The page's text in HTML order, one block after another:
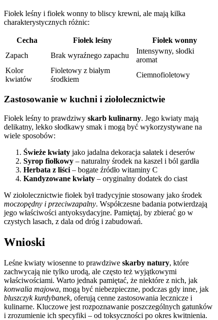
Fiołek leśny i fiołek wonny to bliscy krewni, ale mają kilka
charakterystycznych różnic:
Cecha Fiołek leśny
Fiołek wonny
Zapach
Brak wyraźnego zapachu
Intensywny, słodki
aromat
Kolor
kwiatów
Fioletowy z białym
środkiem
Ciemnofioletowy
Zastosowanie w kuchni i ziołolecznictwie
Fiołek leśny to prawdziwy skarb kulinarny. Jego kwiaty mają
delikatny, lekko słodkawy smak i mogą być wykorzystywane na
wiele sposobów:
Świeże kwiaty jako jadalna dekoracja sałatek i deserów
Syrop fiołkowy – naturalny środek na kaszel i ból gardła
Herbata z liści – bogate źródło witaminy C
Kandyzowane kwiaty – oryginalny dodatek do ciast
W ziołolecznictwie fiołek był tradycyjnie stosowany jako środek
moczopędny i przeciwzapalny. Współczesne badania potwierdzają
jego właściwości antyoksydacyjne. Pamiętaj, by zbierać go w
czystych lasach, z dala od dróg i zabudowań.
Wnioski
Leśne kwiaty wiosenne to prawdziwe skarby natury, które
zachwycają nie tylko urodą, ale często też wyjątkowymi
właściwościami. Warto jednak pamiętać, że niektóre z nich, jak
konwalia majowa, mogą być niebezpieczne, podczas gdy inne, jak
bluszczyk kurdybanek, oferują cenne zastosowania lecznicze i
kulinarne. Kluczowe jest rozpoznawanie poszczególnych gatunków
i zrozumienie ich specyfiki – od toksyczności po okres kwitnienia.